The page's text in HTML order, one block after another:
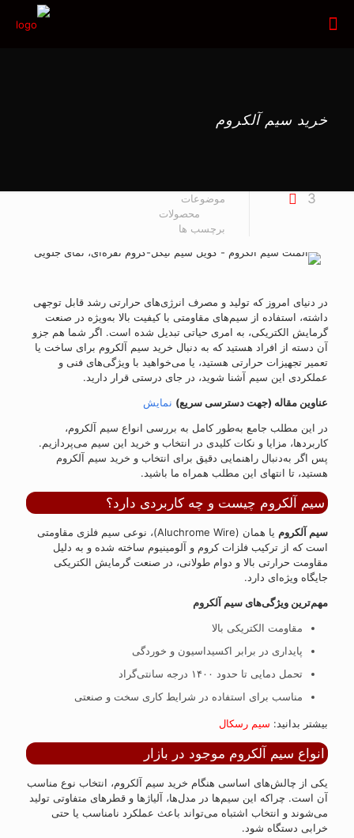
خرید سیم آلکروم
3
موضوعات
محصولات
برچسب ها
در دنیای امروز که تولید و مصرف انرژی‌های حرارتی رشد قابل توجهی
داشته، استفاده از سیم‌های مقاومتی با کیفیت بالا به‌ویژه در صنعت
گرمایش الکتریکی، به امری حیاتی تبدیل شده است. اگر شما هم جزو
آن دسته از افراد هستید که به دنبال خرید سیم آلکروم برای ساخت یا
تعمیر تجهیزات حرارتی هستید، یا می‌خواهید با ویژگی‌های فنی و
عملکردی این سیم آشنا شوید، در جای درستی قرار دارید.
عناوین مقاله (جهت دسترسی سریع) نمایش
در این مطلب جامع به‌طور کامل به بررسی انواع سیم آلکروم،
کاربردها، مزایا و نکات کلیدی در انتخاب و خرید این سیم می‌پردازیم.
پس اگر به‌دنبال راهنمایی دقیق برای انتخاب و خرید سیم آلکروم
هستید، تا انتهای این مطلب همراه ما باشید.
سیم آلکروم چیست و چه کاربردی دارد؟
سیم آلکروم
یا همان (Aluchrome Wire)، نوعی سیم فلزی مقاومتی
است که از ترکیب فلزات کروم و آلومینیوم ساخته شده و به دلیل
مقاومت حرارتی بالا و دوام طولانی، در صنعت گرمایش الکتریکی
جایگاه ویژه‌ای دارد.
مهم‌ترین ویژگی‌های سیم آلکروم
مقاومت الکتریکی بالا
پایداری در برابر اکسیداسیون و خوردگی
تحمل دمایی تا حدود ۱۴۰۰ درجه سانتی‌گراد
مناسب برای استفاده در شرایط کاری سخت و صنعتی
بیشتر بدانید: سیم رسکال
انواع سیم آلکروم موجود در بازار
یکی از چالش‌های اساسی هنگام خرید سیم آلکروم، انتخاب نوع مناسب
آن است. چراکه این سیم‌ها در مدل‌ها، آلیاژها و قطرهای متفاوتی تولید
می‌شوند و انتخاب اشتباه می‌تواند باعث عملکرد نامناسب یا حتی
خرابی دستگاه شود.